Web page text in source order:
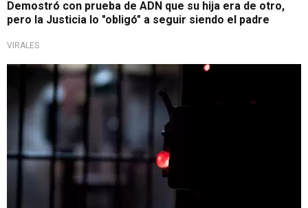
Demostró con prueba de ADN que su hija era de otro,
pero la Justicia lo "obligó" a seguir siendo el padre
VIRALES
Justicia por protestas